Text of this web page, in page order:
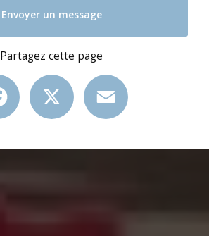
Envoyer un message
Partagez cette page
Facebook